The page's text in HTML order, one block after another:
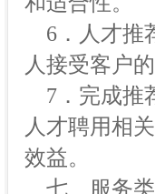
6．人才推
人接受客户
7．完成推
人才聘用相
效益。
七、服务类